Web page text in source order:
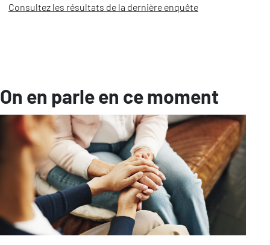
Consultez les résultats de la dernière enquête
On en parle en ce moment